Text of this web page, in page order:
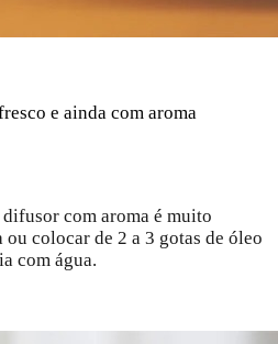
e ainda com aroma
com aroma é muito
ou colocar de 2 a 3 gotas de óleo
com água.